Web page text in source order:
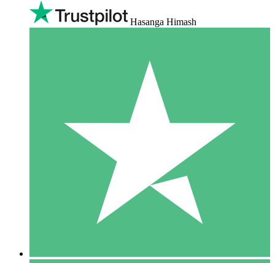
Hasanga Himash